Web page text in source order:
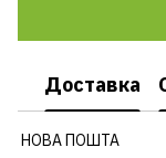
Доставка
НОВА ПОШТА